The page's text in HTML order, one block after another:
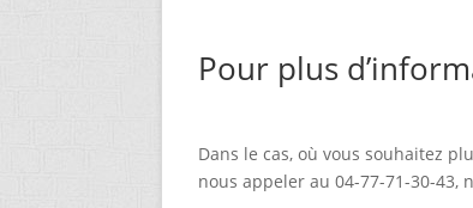
Pour plus
Dans le cas, où vous souhaitez
nous appeler au 04-77-71-30-43,